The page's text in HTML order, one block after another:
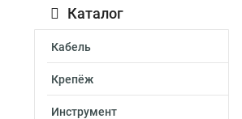
Каталог
Кабель
Крепёж
Инструмент